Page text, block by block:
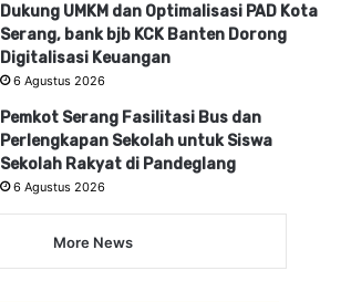
Dukung UMKM dan Optimalisasi PAD Kota
Serang, bank bjb KCK Banten Dorong
Digitalisasi Keuangan
6 Agustus 2026
Pemkot Serang Fasilitasi Bus dan
Perlengkapan Sekolah untuk Siswa
Sekolah Rakyat di Pandeglang
6 Agustus 2026
More News